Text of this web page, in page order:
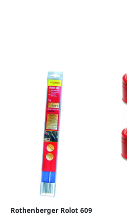
Rothenberger Rolot 609